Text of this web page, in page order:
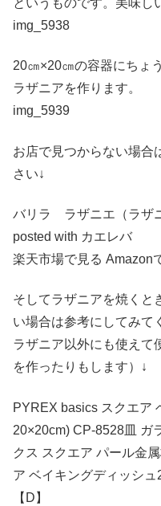
というものです。美味し
img_5938
20㎝×20㎝の容器にちょ
ラザニアを作ります。
img_5939
お店で見つからない場合
さい↓
バリラ ラザニエ（ラザ
posted with カエレバ
楽天市場で見る Amazon
そしてラザニアを焼くと
い場合は参考にしてみて
ラザニア以外にも使えて
を作ったりもします）
PYREX basics スクエア
20×20cm) CP-8528皿 ガ
クス スクエア パール金
ア ベイキングディッシ
【D】